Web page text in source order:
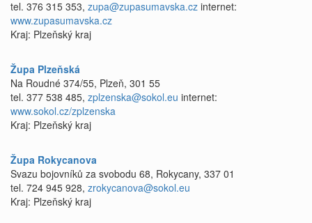
tel. 376 315 353, zupa@zupasumavska.cz internet:
www.zupasumavska.cz
Kraj: Plzeňský kraj
Župa Plzeňská
Na Roudné 374/55, Plzeň, 301 55
tel. 377 538 485, zplzenska@sokol.eu internet:
www.sokol.cz/zplzenska
Kraj: Plzeňský kraj
Župa Rokycanova
Svazu bojovníků za svobodu 68, Rokycany, 337 01
tel. 724 945 928, zrokycanova@sokol.eu
Kraj: Plzeňský kraj